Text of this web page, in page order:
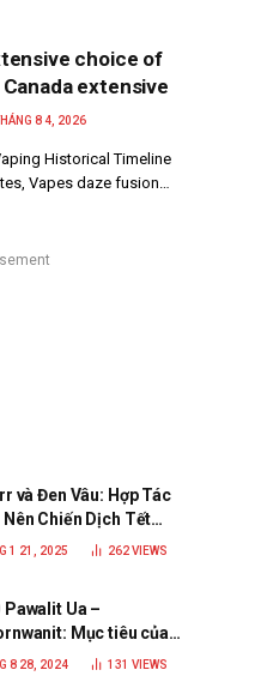
choice of
extensive
8 4, 2026
Historical Timeline
Vapes daze fusion…
và Đen Vâu: Hợp Tác
Chiến Dịch Tết
Đầy Cảm Xúc “Vị Nhà”
1 21, 2025 262VIEWS
Pawalit Ua –
Mục tiêu của
Việt Nam là trở thành
8 28, 2024 131VIEWS